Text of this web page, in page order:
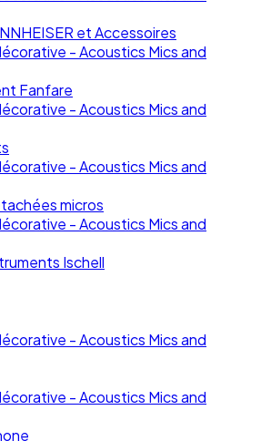
et Accessoires
Fanfare
micros
Ischell